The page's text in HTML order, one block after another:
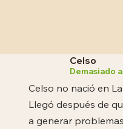
Celso
Demasiado
Celso no nació en
Llegó después de
a generar